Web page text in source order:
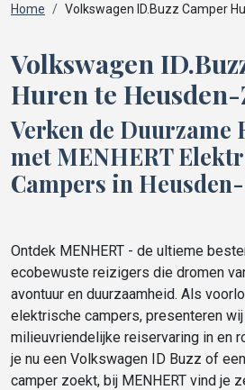
Home Volkswagen ID.Buzz Camper
Volkswagen
Huren te
Verken de Duurzame
met MENHERT
Campers in
Ontdek MENHERT - de ultieme
ecobewuste reizigers die dromen
avontuur en duurzaamheid. Als
elektrische campers, presenteren
milieuvriendelijke reiservaring in en
je nu een Volkswagen ID Buzz of
camper zoekt, bij MENHERT vind je